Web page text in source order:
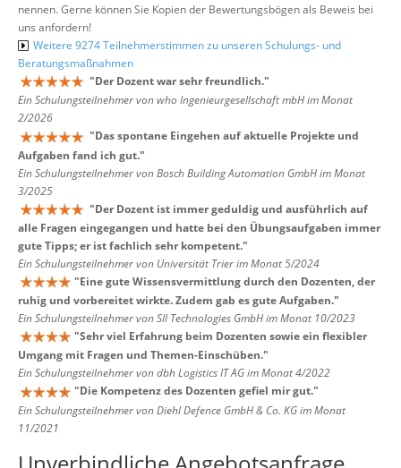
nennen. Gerne können Sie Kopien der Bewertungsbögen als Beweis bei
uns anfordern!
Weitere 9274 Teilnehmerstimmen zu unseren Schulungs- und
Beratungsmaßnahmen
"Der Dozent war sehr freundlich."
Ein Schulungsteilnehmer von who Ingenieurgesellschaft mbH im Monat
2/2026
"Das spontane Eingehen auf aktuelle Projekte und
Aufgaben fand ich gut."
Ein Schulungsteilnehmer von Bosch Building Automation GmbH im Monat
3/2025
"Der Dozent ist immer geduldig und ausführlich auf
alle Fragen eingegangen und hatte bei den Übungsaufgaben immer
gute Tipps; er ist fachlich sehr kompetent."
Ein Schulungsteilnehmer von Universität Trier im Monat 5/2024
"Eine gute Wissensvermittlung durch den Dozenten, der
ruhig und vorbereitet wirkte. Zudem gab es gute Aufgaben."
Ein Schulungsteilnehmer von SII Technologies GmbH im Monat 10/2023
"Sehr viel Erfahrung beim Dozenten sowie ein flexibler
Umgang mit Fragen und Themen-Einschüben."
Ein Schulungsteilnehmer von dbh Logistics IT AG im Monat 4/2022
"Die Kompetenz des Dozenten gefiel mir gut."
Ein Schulungsteilnehmer von Diehl Defence GmbH & Co. KG im Monat
11/2021